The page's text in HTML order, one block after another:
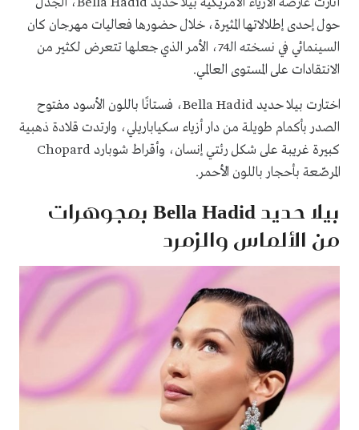
حول إحدى إطلالاتها المثيرة، خلال حضورها فعاليات مهرجان كان
السينمائي في نسخته الـ74، الأمر الذي جعلها تتعرض لكثير من
الانتقادات على المستوى العالمي.
اختارت بيلا حديد Bella Hadid، فستانًا باللون الأسود مفتوح
الصدر بأكمام طويلة من دار أزياء سكياباريلي، وارتدت قلادة ذهبية
كبيرة غريبة على شكل رئتي إنسان، وأقراط شوبارد Chopard
المرصّعة بأحجار باللون الأحمر.
بيلا حديد Bella Hadid بمجوهرات
من الألماس والزمرد